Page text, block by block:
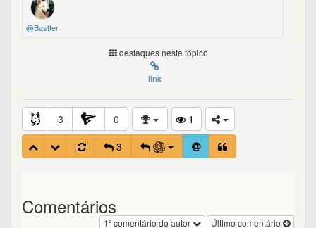
@Bastter
destaques neste tópico
link
3 0
1
3
Comentários
Último comentário
1º comentário do autor